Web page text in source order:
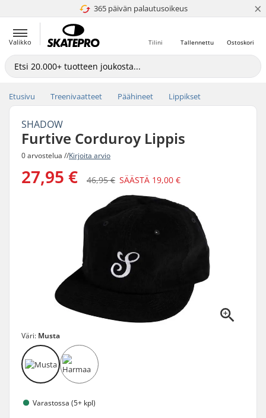
365 päivän palautusoikeus
4.8 / 5 ×
Valikko Ostoskori
Tallennettu
Tilini
Etusivu Treenivaatteet Päähineet Lippikset
SHADOW
Furtive Corduroy Lippis
0 arvostelua //Kirjoita arvio
27,95 € 46,95 € SÄÄSTÄ 19,00 €
Väri: Musta
Varastossa (5+ kpl)